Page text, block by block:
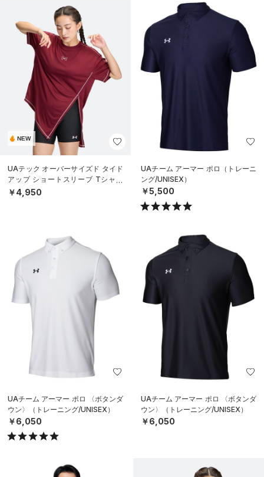
NEW
UAテック オーバーサイズド タイド
アップ ショートスリーブ Tシャツ
（トレーニング/WOMEN）
￥4,950
UAチーム アーマー ポロ（トレーニ
ング/UNISEX）
￥5,500
UAチーム アーマー ポロ 〈ボタンダ
ウン〉（トレーニング/UNISEX）
￥6,050
UAチーム アーマー ポロ 〈ボタンダ
ウン〉（トレーニング/UNISEX）
￥6,050